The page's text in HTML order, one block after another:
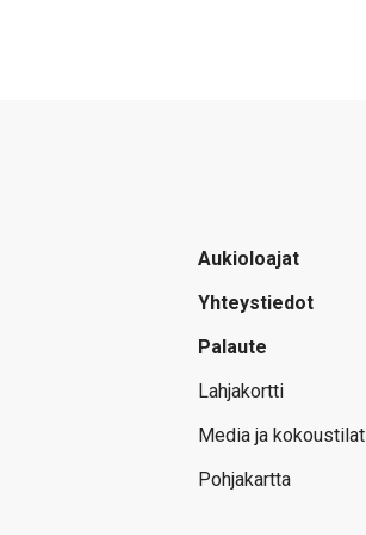
Aukioloajat
Yhteystiedot
Palaute
Lahjakortti
Media ja kokoustilat
Pohjakartta